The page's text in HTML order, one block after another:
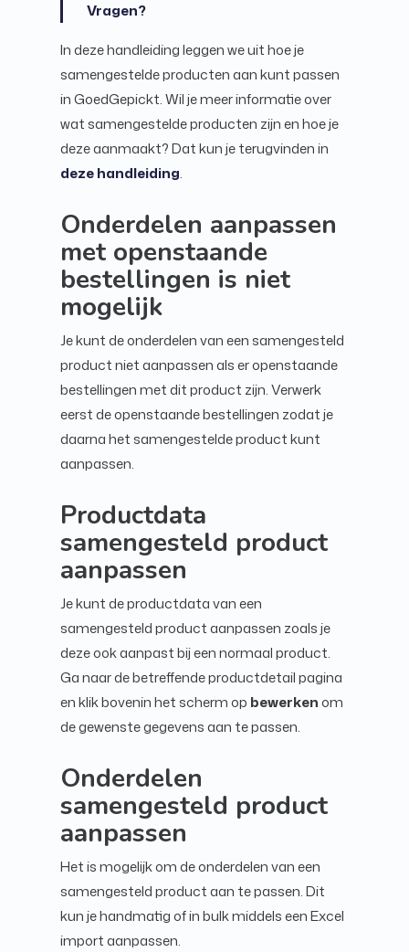
Vragen?
In deze handleiding leggen we uit hoe je
samengestelde producten aan kunt passen
in GoedGepickt. Wil je meer informatie over
wat samengestelde producten zijn en hoe je
deze aanmaakt? Dat kun je terugvinden in
deze handleiding.
Onderdelen aanpassen
met openstaande
bestellingen is niet
mogelijk
Je kunt de onderdelen van een samengesteld
product niet aanpassen als er openstaande
bestellingen met dit product zijn. Verwerk
eerst de openstaande bestellingen zodat je
daarna het samengestelde product kunt
aanpassen.
Productdata
samengesteld product
aanpassen
Je kunt de productdata van een
samengesteld product aanpassen zoals je
deze ook aanpast bij een normaal product.
Ga naar de betreffende productdetail pagina
en klik bovenin het scherm op bewerkenom
de gewenste gegevens aan te passen.
Onderdelen
samengesteld product
aanpassen
Het is mogelijk om de onderdelen van een
samengesteld product aan te passen. Dit
kun je handmatig of in bulk middels een Excel
import aanpassen.